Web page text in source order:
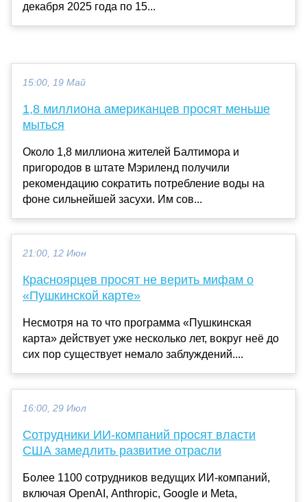
декабря 2025 года по 15...
15:00, 19 Май
1,8 миллиона американцев просят меньше
мыться
Около 1,8 миллиона жителей Балтимора и
пригородов в штате Мэриленд получили
рекомендацию сократить потребление воды на
фоне сильнейшей засухи. Им сов...
21:00, 12 Июн
Красноярцев просят не верить мифам о
«Пушкинской карте»
Несмотря на то что программа «Пушкинская
карта» действует уже несколько лет, вокруг неё до
сих пор существует немало заблуждений....
16:00, 29 Июл
Сотрудники ИИ-компаний просят власти
США замедлить развитие отрасли
Более 1100 сотрудников ведущих ИИ-компаний,
включая OpenAI, Anthropic, Google и Meta,